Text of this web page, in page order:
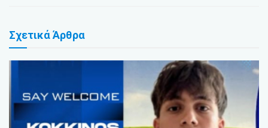
ΣχετικάΆρθρα